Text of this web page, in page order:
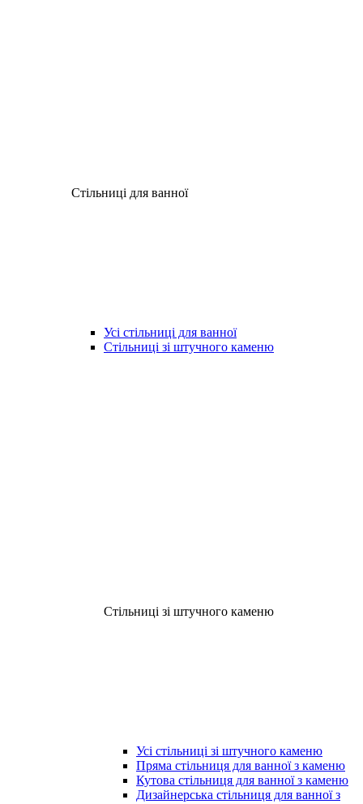
Стільниці для ванної
Усі стільниці для ванної
Стільниці зі штучного каменю
Стільниці зі штучного каменю
Усі стільниці зі штучного каменю
Пряма стільниця для ванної з каменю
Кутова стільниця для ванної з каменю
Дизайнерська стільниця для ванної з